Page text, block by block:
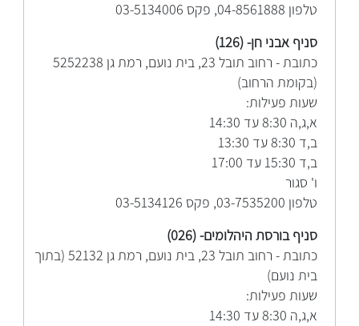
טלפון 04-8561888, פקס 03-5134006
סניף אבני חן- (126)
כתובת - רחוב תובל 23, בית נועם, רמת גן 5252238
(בקומת הרחוב)
שעות פעילות:
א,ג,ה 8:30 עד 14:30
ב,ד 8:30 עד 13:30
ב,ד 15:30 עד 17:00
ו' סגור
טלפון 03-7535200, פקס 03-5134126
סניף בורסת היהלומים- (026)
כתובת - רחוב תובל 23, בית נועם, רמת גן 52132 (בתוך
בית נועם)
שעות פעילות:
א,ג,ה 8:30 עד 14:30